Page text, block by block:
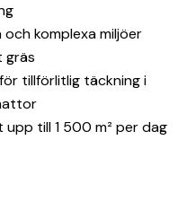
och komplexa miljöer
gräs
tillförlitlig täckning i
till 1 500 m² per dag